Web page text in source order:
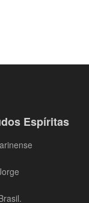
Espíritas